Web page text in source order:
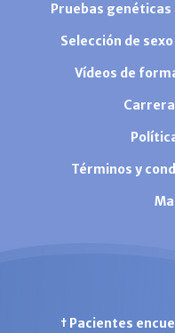
Pruebas
Selección de
Vídeos de
Términos y
† Pacientes